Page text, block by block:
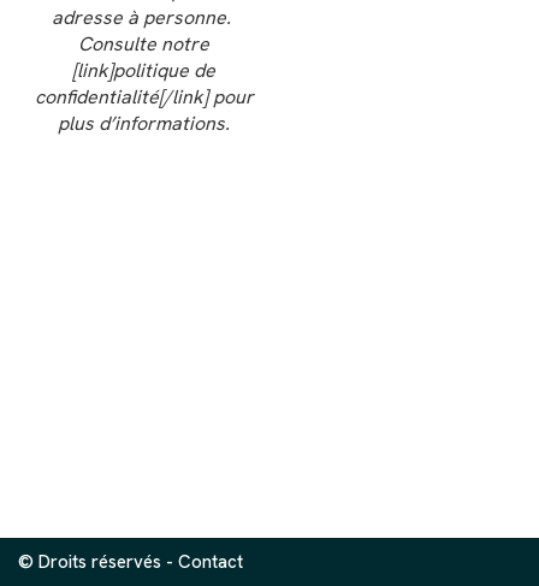
adresse à personne.
Consulte notre
[link]politique de
confidentialité[/link] pour
plus d’informations.
© Droits réservés - Contact